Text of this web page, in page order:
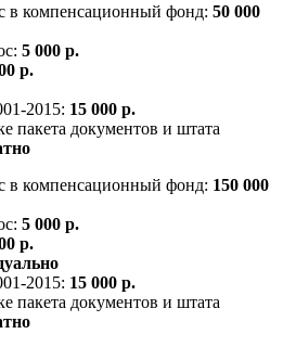
в компенсационный фонд: 50 000
5 000 р.
р.
2015: 15 000 р.
пакета документов и штата
в компенсационный фонд: 150 000
5 000 р.
р.
2015: 15 000 р.
пакета документов и штата